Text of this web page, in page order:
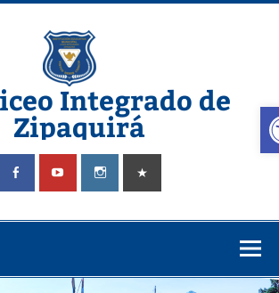
Integrado de
Zipaquirá
Integrado Zipaquira